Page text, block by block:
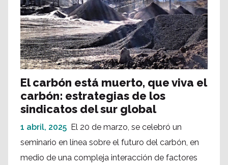
El carbón está muerto, que viva el
carbón: estrategias de los
sindicatos del sur global
1 abril, 2025 El 20 de marzo, se celebró un
seminario en línea sobre el futuro del carbón, en
medio de una compleja interacción de factores